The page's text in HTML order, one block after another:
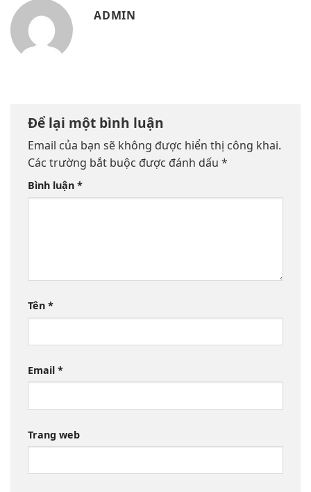
ADMIN
Để lại một bình luận
Email của bạn sẽ không được hiển thị công khai.
Các trường bắt buộc được đánh dấu *
Bình luận *
Tên *
Email *
Trang web